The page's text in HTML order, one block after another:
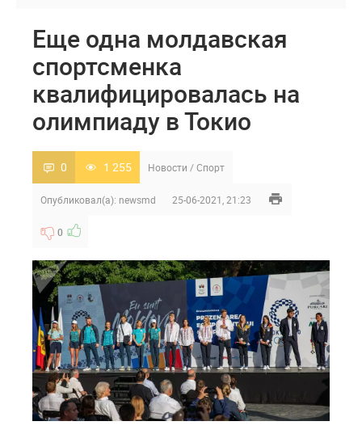
Еще одна молдавская
спортсменка
квалифицировалась на
олимпиаду в Токио
0 1 255 Новости /Спорт
Опубликовал(а): newsmd 25-06-2021, 21:23
0